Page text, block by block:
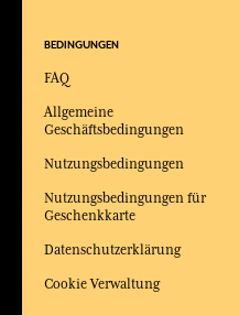
BEDINGUNGEN
FAQ
Allgemeine
Geschäftsbedingungen
Nutzungsbedingungen
Nutzungsbedingungen für
Geschenkkarte
Datenschutzerklärung
Cookie Verwaltung